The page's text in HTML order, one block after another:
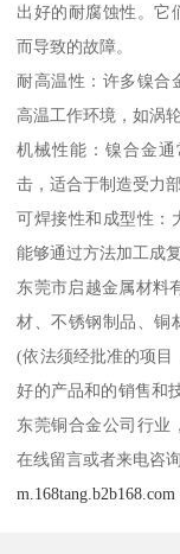
出好的耐腐蚀性。它
而导致的故障。
耐高温性：许多镍合
高温工作环境，如涡
机械性能：镍合金
击，适合于制造受力部
可焊接性和成型性：
能够通过方法加工成
东莞市启越金属材料
材、不锈钢制品、铜
(依法须经批准的项目
好的产品和的销售和
东莞铜合金公司行业
在线留言或者来电咨询
m.168tang.b2b168.com